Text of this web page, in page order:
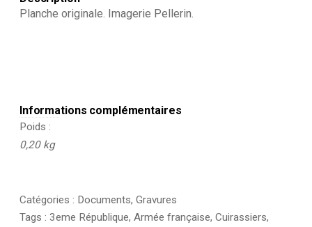
Planche originale. Imagerie Pellerin.
Informations complémentaires
Poids
0,20 kg
Catégories : Documents, Gravures
Tags : 3eme République, Armée française, Cuirassiers,